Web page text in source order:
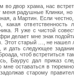
во двор храма, нас
меня радушные Клинки,
а Мартин. Если
какая
Я уже с чистой
делает мне знак
Этот старый …, не нашел
и дать следующее
чтоб встретиться
Баурус дал приказ
оставаться в
старому